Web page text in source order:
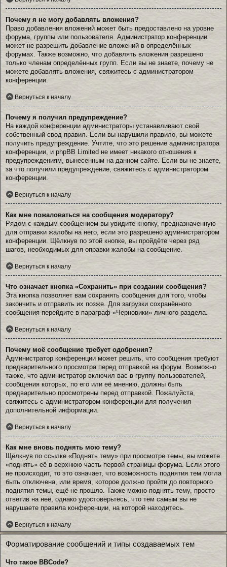
Почему я не могу добавлять вложения?
Право добавления вложений может быть предоставлено на уровне
форума, группы или пользователя. Администратор конференции
может не разрешить добавление вложений в определённых
форумах. Также возможно, что добавлять вложения разрешено
только членам определённых групп. Если вы не знаете, почему не
можете добавлять вложения, свяжитесь с администратором
конференции.
Вернуться к началу
Почему я получил предупреждение?
На каждой конференции администраторы устанавливают свой
собственный свод правил. Если вы нарушили правило, вы можете
получить предупреждение. Учтите, что это решение администратора
конференции, и phpBB Limited не имеет никакого отношения к
предупреждениям, вынесенным на данном сайте. Если вы не знаете,
за что получили предупреждение, свяжитесь с администратором
конференции.
Вернуться к началу
Как мне пожаловаться на сообщения модератору?
Рядом с каждым сообщением вы увидите кнопку, предназначенную
для отправки жалобы на него, если это разрешено администратором
конференции. Щёлкнув по этой кнопке, вы пройдёте через ряд
шагов, необходимых для оправки жалобы на сообщение.
Вернуться к началу
Что означает кнопка «Сохранить» при создании сообщения?
Эта кнопка позволяет вам сохранять сообщения для того, чтобы
закончить и отправить их позже. Для загрузки сохранённого
сообщения перейдите в параграф «Черновики» личного раздела.
Вернуться к началу
Почему моё сообщение требует одобрения?
Администратор конференции может решить, что сообщения требуют
предварительного просмотра перед отправкой на форум. Возможно
также, что администратор включил вас в группу пользователей,
сообщения которых, по его или её мнению, должны быть
предварительно просмотрены перед отправкой. Пожалуйста,
свяжитесь с администратором конференции для получения
дополнительной информации.
Вернуться к началу
Как мне вновь поднять мою тему?
Щёлкнув по ссылке «Поднять тему» при просмотре темы, вы можете
«поднять» её в верхнюю часть первой страницы форума. Если этого
не происходит, то это означает, что возможность поднятия тем могла
быть отключена, или время, которое должно пройти до повторного
поднятия темы, ещё не прошло. Также можно поднять тему, просто
ответив на неё, однако удостоверьтесь, что тем самым вы не
нарушаете правила конференции, на которой находитесь.
Вернуться к началу
Форматирование сообщений и типы создаваемых тем
Что такое BBCode?